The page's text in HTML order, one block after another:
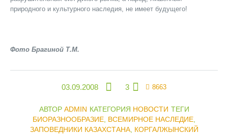
природного и культурного наследия, не имеет будущего!
Фото Брагиной Т.М.
03.09.2008 3 8663
АВТОР ADMIN КАТЕГОРИЯ НОВОСТИ ТЕГИ
БИОРАЗНООБРАЗИЕ ВСЕМИРНОЕ НАСЛЕДИЕ
ЗАПОВЕДНИКИ КАЗАХСТАНА, КОРГАЛЖЫНСКИЙ